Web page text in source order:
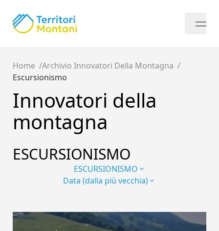
Home
Archivio Innovatori Della Montagna
Escursionismo
Innovatori della
montagna
ESCURSIONISMO
ESCURSIONISMO
Data (dalla più vecchia)